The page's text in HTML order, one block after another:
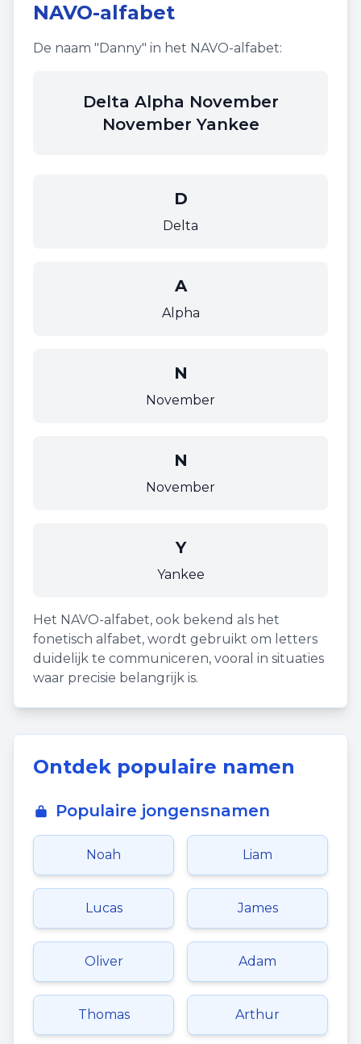
NAVO-alfabet
De naam "Danny" in het NAVO-alfabet:
Delta Alpha November
November Yankee
D
Delta
A
Alpha
N
November
N
November
Y
Yankee
Het NAVO-alfabet, ook bekend als het
fonetisch alfabet, wordt gebruikt om letters
duidelijk te communiceren, vooral in situaties
waar precisie belangrijk is.
Ontdek populaire namen
Populaire jongensnamen
Noah Liam
Lucas James
Oliver Adam
Thomas Arthur